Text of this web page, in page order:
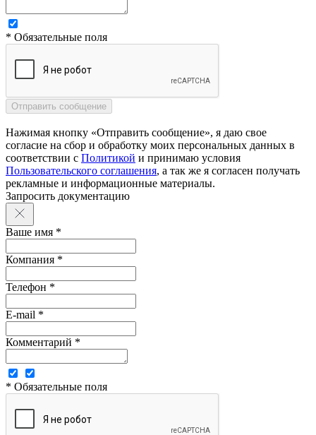
* Обязательные поля
Нажимая кнопку «Отправить сообщение», я даю свое
согласие на сбор и обработку моих персональных данных в
соответствии с Политикой и принимаю условия
Пользовательского соглашения, а так же я согласен получать
рекламные и информационные материалы.
Запросить документацию
Ваше имя *
Компания *
Телефон *
E-mail *
Комментарий *
* Обязательные поля